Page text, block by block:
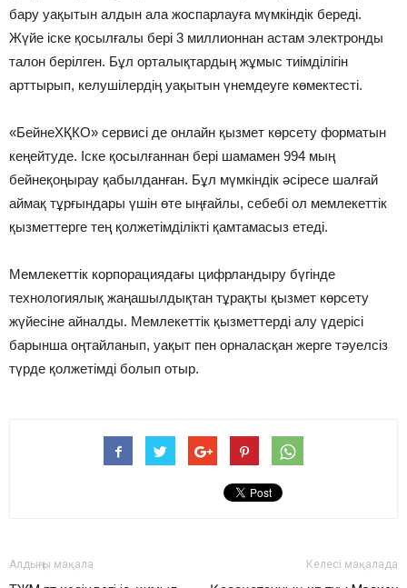
бару уақытын алдын ала жоспарлауға мүмкіндік береді.
Жүйе іске қосылғалы бері 3 миллионнан астам электронды
талон берілген. Бұл орталықтардың жұмыс тиімділігін
арттырып, келушілердің уақытын үнемдеуге көмектесті.
«БейнеХҚКО» сервисі де онлайн қызмет көрсету форматын
кеңейтуде. Іске қосылғаннан бері шамамен 994 мың
бейнеқоңырау қабылданған. Бұл мүмкіндік әсіресе шалғай
аймақ тұрғындары үшін өте ыңғайлы, себебі ол мемлекеттік
қызметтерге тең қолжетімділікті қамтамасыз етеді.
Мемлекеттік корпорациядағы цифрландыру бүгінде
технологиялық жаңашылдықтан тұрақты қызмет көрсету
жүйесіне айналды. Мемлекеттік қызметтерді алу үдерісі
барынша оңтайланып, уақыт пен орналасқан жерге тәуелсіз
түрде қолжетімді болып отыр.
Алдыңғы мақала Келесі мақалада